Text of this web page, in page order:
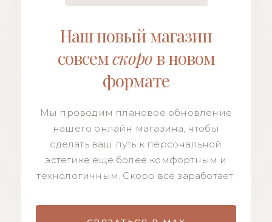
Наш новый магазин
совсемскоров новом
формате
Мы проводим плановое обновление
нашего онлайн магазина, чтобы
сделать ваш путь к персональной
эстетике еще более комфортным и
технологичным. Скоро всё заработает.